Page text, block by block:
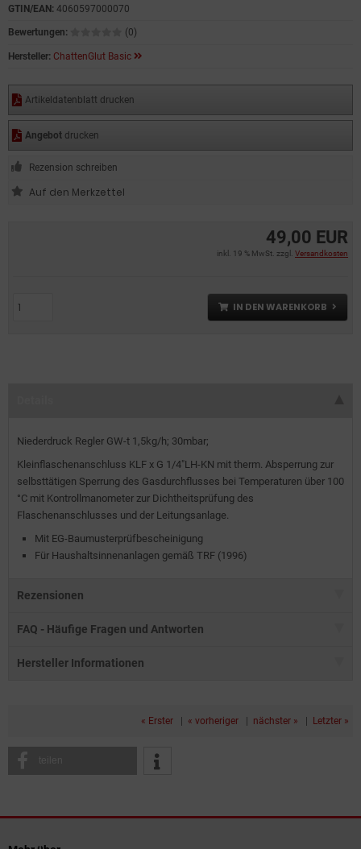
49,00 EUR
inkl. 19 % MwSt. zzgl. Versandkosten
IN DEN WARENKORB
GTIN/EAN: 4060597000070
Bewertungen: (0)
Hersteller: ChattenGlut Basic
Artikeldatenblatt drucken
Angebot drucken
Rezension schreiben
Niederdruck Regler GW-t 1,5kg/h; 30mbar;
Kleinflaschenanschluss KLF x G 1/4"LH-KN mit therm. Absperrung zur
selbsttätigen Sperrung des Gasdurchflusses bei Temperaturen über 100
°C mit Kontrollmanometer zur Dichtheitsprüfung des
Flaschenanschlusses und der Leitungsanlage.
Mit EG-Baumusterprüfbescheinigung
Für Haushaltsinnenanlagen gemäß TRF (1996)
Rezensionen
FAQ - Häufige Fragen und Antworten
Hersteller Informationen
« Erster « vorheriger nächster » Letzter »